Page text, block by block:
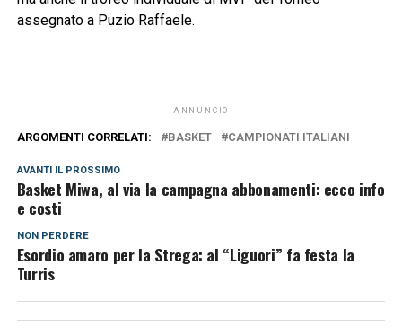
assegnato a Puzio Raffaele.
ANNUNCIO
ARGOMENTI CORRELATI: BASKET CAMPIONATI ITALIANI
AVANTI IL ​​PROSSIMO
Basket Miwa, al via la campagna abbonamenti: ecco info
e costi
NON PERDERE
Esordio amaro per la Strega: al “Liguori” fa festa la
Turris